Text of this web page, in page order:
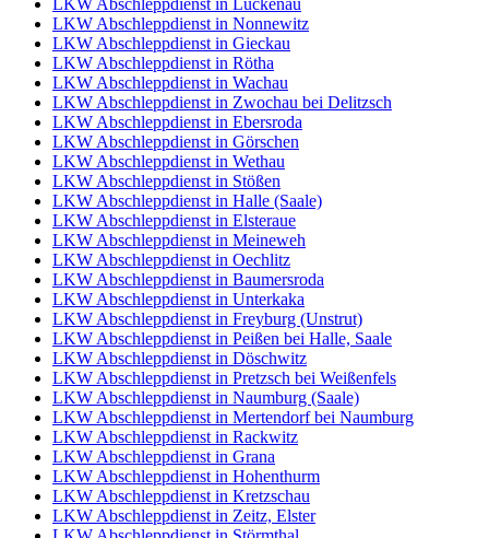
LKW Abschleppdienst in Luckenau
LKW Abschleppdienst in Nonnewitz
LKW Abschleppdienst in Gieckau
LKW Abschleppdienst in Rötha
LKW Abschleppdienst in Wachau
LKW Abschleppdienst in Zwochau bei Delitzsch
LKW Abschleppdienst in Ebersroda
LKW Abschleppdienst in Görschen
LKW Abschleppdienst in Wethau
LKW Abschleppdienst in Stößen
LKW Abschleppdienst in Halle (Saale)
LKW Abschleppdienst in Elsteraue
LKW Abschleppdienst in Meineweh
LKW Abschleppdienst in Oechlitz
LKW Abschleppdienst in Baumersroda
LKW Abschleppdienst in Unterkaka
LKW Abschleppdienst in Freyburg (Unstrut)
LKW Abschleppdienst in Peißen bei Halle, Saale
LKW Abschleppdienst in Döschwitz
LKW Abschleppdienst in Pretzsch bei Weißenfels
LKW Abschleppdienst in Naumburg (Saale)
LKW Abschleppdienst in Mertendorf bei Naumburg
LKW Abschleppdienst in Rackwitz
LKW Abschleppdienst in Grana
LKW Abschleppdienst in Hohenthurm
LKW Abschleppdienst in Kretzschau
LKW Abschleppdienst in Zeitz, Elster